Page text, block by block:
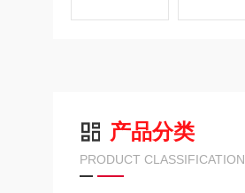
产品分类
PRODUCT CLASSIFICATION